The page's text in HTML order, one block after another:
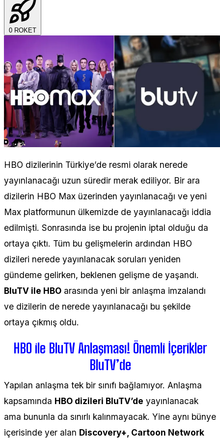
0 ROKET
HBO dizilerinin Türkiye’de resmi olarak nerede
yayınlanacağı uzun süredir merak ediliyor. Bir ara
dizilerin HBO Max üzerinden yayınlanacağı ve yeni
Max platformunun ülkemizde de yayınlanacağı iddia
edilmişti. Sonrasında ise bu projenin iptal olduğu da
ortaya çıktı. Tüm bu gelişmelerin ardından HBO
dizileri nerede yayınlanacak soruları yeniden
gündeme gelirken, beklenen gelişme de yaşandı.
BluTV ile HBO arasında yeni bir anlaşma imzalandı
ve dizilerin de nerede yayınlanacağı bu şekilde
ortaya çıkmış oldu.
HBO ile BluTV Anlaşması! Önemli İçerikler
BluTV’de
Yapılan anlaşma tek bir sınıfı bağlamıyor. Anlaşma
kapsamında HBO dizileri BluTV’de yayınlanacak
ama bununla da sınırlı kalınmayacak. Yine aynı bünye
içerisinde yer alan Discovery+, Cartoon Network